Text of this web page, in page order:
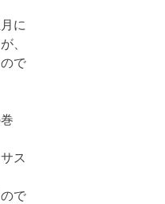
に
、
で
ス
で